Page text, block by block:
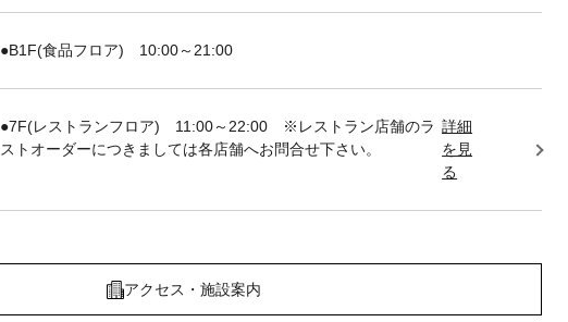
●B1F(食品フロア) 10:00～21:00
●7F(レストランフロア) 11:00～22:00 ※レストラン店舗のラ
ストオーダーにつきましては各店舗へお問合せ下さい。
詳細
を見
る
アクセス・施設案内